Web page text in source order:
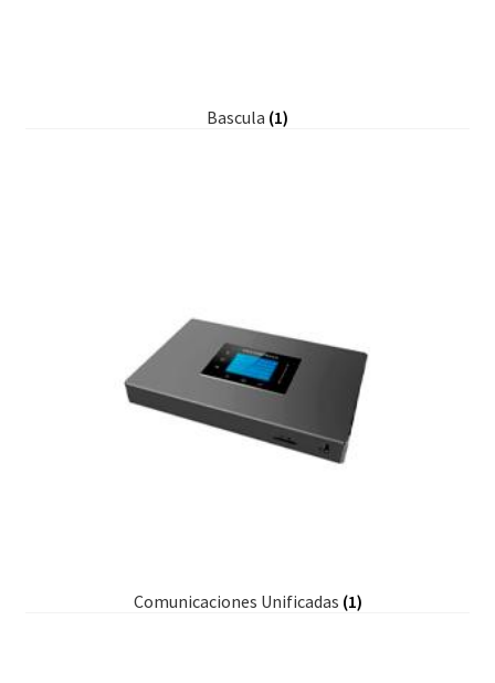
Bascula (1)
Comunicaciones Unificadas (1)